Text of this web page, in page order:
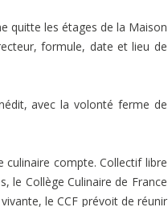
quitte les étages de la Maison
formule, date et lieu de
avec la volonté ferme de
compte. Collectif libre
le Collège Culinaire de France
le CCF prévoit de réunir